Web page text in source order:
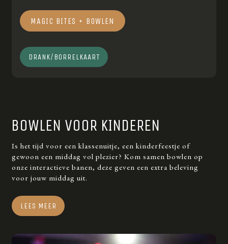
MAGIC BITES + BOWLEN
DRANK/BORRELKAART
BOWLEN VOOR KINDEREN
Is het tijd voor een klassenuitje, een kinderfeestje of
gewoon een middag vol plezier? Kom samen bowlen op
onze interactieve banen, deze geven een extra beleving
voor jouw middag uit.
LEES MEER